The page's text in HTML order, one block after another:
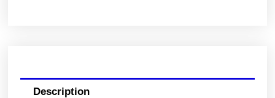
Description